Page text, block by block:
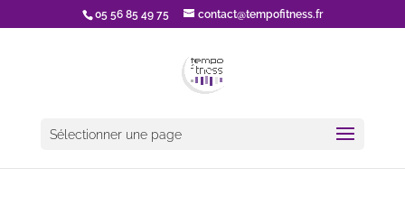
05 56 85 49 75 contact@tempofitness.fr
Sélectionner une page